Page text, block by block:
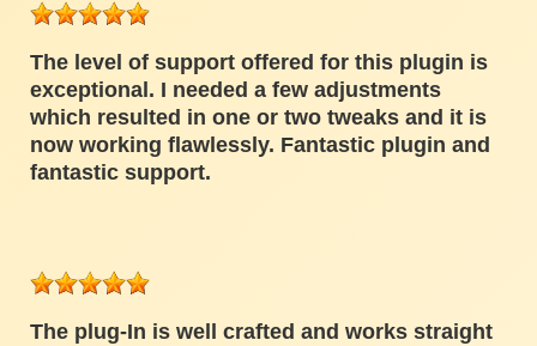
The level of support offered for this plugin is
exceptional. I needed a few adjustments
which resulted in one or two tweaks and it is
now working flawlessly. Fantastic plugin and
fantastic support.
The plug-In is well crafted and works straight